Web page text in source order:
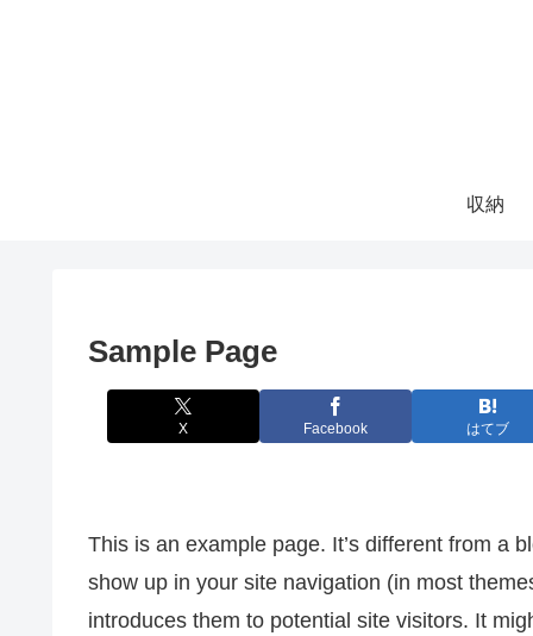
収納
Sample Page
X Facebook はてブ
This is an example page. It’s different from a
show up in your site navigation (in most
introduces them to potential site visitors. It